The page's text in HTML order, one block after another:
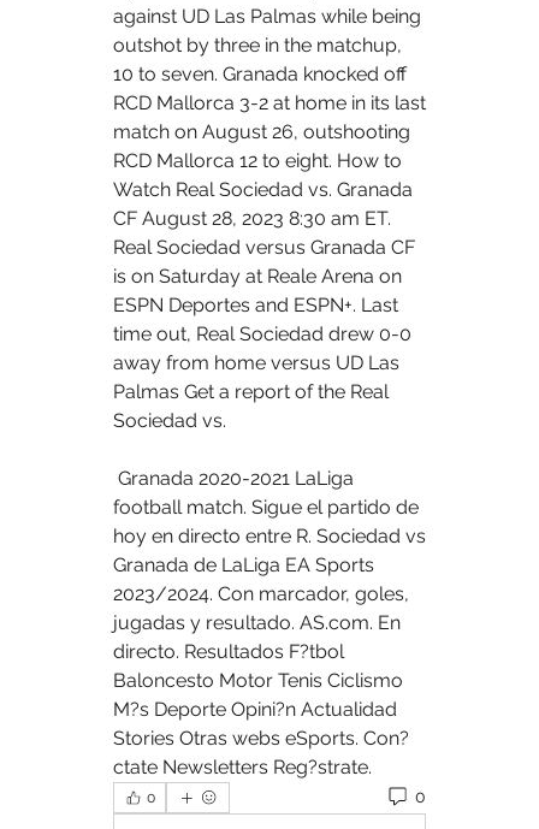
against UD Las Palmas while being
outshot by three in the matchup,
10 to seven. Granada knocked off
RCD Mallorca 3-2 at home in its last
match on August 26, outshooting
RCD Mallorca 12 to eight. How to
Watch Real Sociedad vs. Granada
CF August 28, 2023 8:30 am ET.
Real Sociedad versus Granada CF
is on Saturday at Reale Arena on
ESPN Deportes and ESPN+. Last
time out, Real Sociedad drew 0-0
away from home versus UD Las
Palmas Get a report of the Real
Sociedad vs.
football match. Sigue el partido de
hoy en directo entre R. Sociedad vs
Granada de LaLiga EA Sports
2023/2024. Con marcador, goles,
jugadas y resultado. AS.com. En
directo. Resultados F?tbol
Baloncesto Motor Tenis Ciclismo
M?s Deporte Opini?n Actualidad
Stories Otras webs eSports. Con?
ctate Newsletters Reg?strate.
0 0